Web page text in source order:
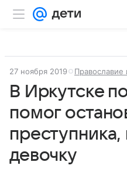
27 ноября 2019
В Иркутске
помог
девочку